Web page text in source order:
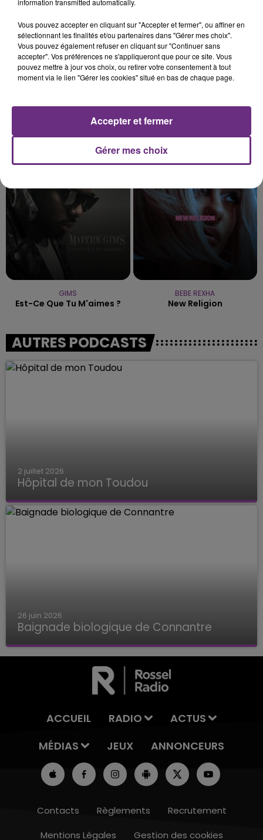
13h49
13h49
Ta Mariniere
ARIANA GRANDE
Hate That I Made You Love
GIMS
Est-Ce Que Tu M'aimes ?
BEBE REXHA
New Religion
AUTRES PODCASTS
2 juillet 2026
Hôpital de mon Toudou
Hôpital de mon Toudou
26 juin 2026
Baignade biologique de Connantre
Baignade biologique de Connantre
ACCUEIL RADIO
ACTUS
MÉDIAS
JEUX ANNONCEURS
Contacts Règlements
Recrutement
Mentions Légales
Gestion des cookies
Vous pouvez accepter en cliquant sur "Accepter et fermer", ou affiner en
sélectionnant les finalités et/ou partenaires dans "Gérer mes choix".
Vous pouvez également refuser en cliquant sur "Continuer sans
accepter". Vos préférences ne s'appliqueront que pour ce site. Vous
pouvez mettre à jour vos choix, ou retirer votre consentement à tout
moment via le lien "Gérer les cookies" situé en bas de chaque page.
Gérer mes choix
Accepter et fermer